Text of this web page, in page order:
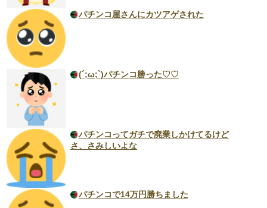
パチンコ屋さんにカツアゲされた
(´;ω;`)パチンコ勝った♡♡
パチンコってガチで廃業しかけてるけど
さ、さみしいよな
パチンコで14万円勝ちました